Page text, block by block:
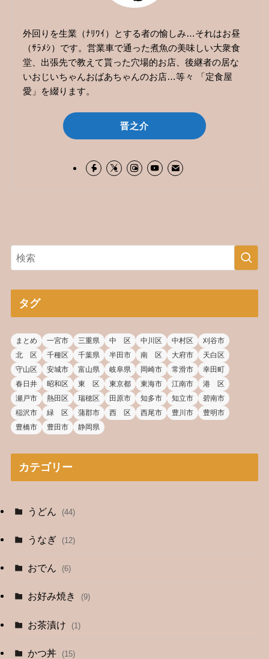
外回りを生業（ﾅﾘﾜｲ）とする者の愉しみ…それはお昼
（ｻﾗﾒｼ）です。営業車で通った煮魚の美味しい大衆食
堂、出張先で教えて貰った穴場的お店、後継者の居な
いおじいちゃんおばあちゃんのお店…等々 「定食屋
愛」を綴ります。
晋之介
タグ
まとめ 一宮市 三重県 中 区 中川区 中村区
刈谷市
北 区
千種区 千葉県 半田市 南 区 大府市
天白区
守山区
安城市 富山県 岐阜県 岡崎市 常滑市
幸田町
春日井
昭和区 東 区 東京都 東海市 江南市
港 区
瀬戸市
熱田区 瑞穂区 田原市 知多市 知立市
碧南市
稲沢市
緑 区 蒲郡市 西 区 西尾市 豊川市
豊明市
豊橋市
豊田市 静岡県
カテゴリー
うどん (44)
うなぎ (12)
おでん (6)
お好み焼き (9)
お茶漬け (1)
かつ丼 (15)